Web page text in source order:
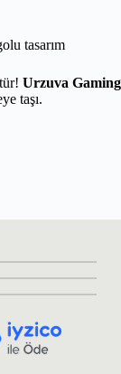
tasarım
Urzuva Gaming
taşı.